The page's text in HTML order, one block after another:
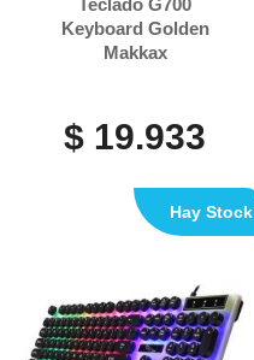
Teclado G700
Keyboard Golden
Makkax
$ 19.933
Hay Stock